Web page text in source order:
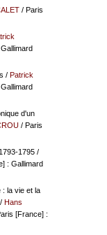
/ Paris
/ Patrick
d'un
/ Paris
1795/
: Gallimard
: la vie et la
Hans
[France] :